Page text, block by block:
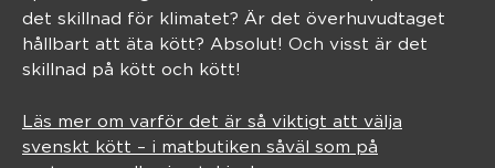
det skillnad för klimatet? Är det överhuvudtaget
hållbart att äta kött? Absolut! Och visst är det
skillnad på kött och kött!
Läs mer om varför det är så viktigt att välja
svenskt kött – i matbutiken såväl som på